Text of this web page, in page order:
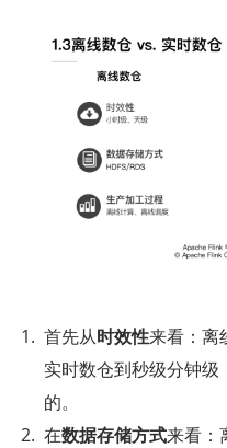
首先从时效性来看：离
实时数仓到秒级分钟
的。
在数据存储方式来看：